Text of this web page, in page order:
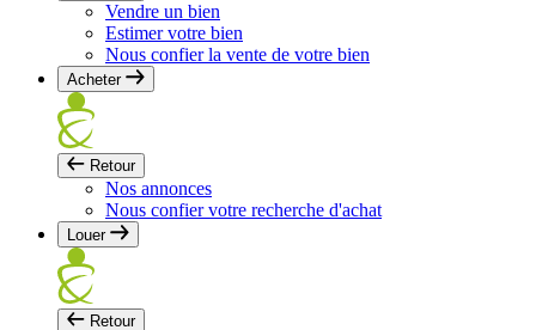
Vendre un bien
Estimer votre bien
Nous confier la vente de votre bien
Acheter
Retour
Nos annonces
Nous confier votre recherche d'achat
Louer
Retour